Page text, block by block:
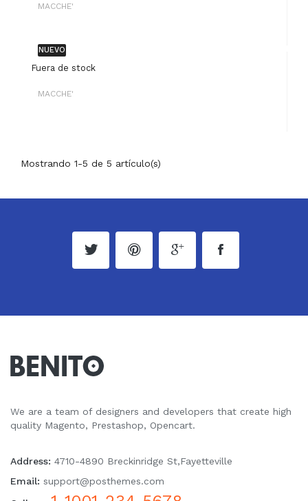
MACCHE'
NUEVO
Fuera de stock
MACCHE'
Mostrando 1-5 de 5 artículo(s)
We are a team of designers and developers that create high
quality Magento, Prestashop, Opencart.
Address: 4710-4890 Breckinridge St,Fayetteville
Email: support@posthemes.com